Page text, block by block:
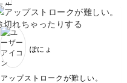
とうございます😊 草花
のお写真を撮られている
ゲンビリアですね！
「ありきたりになってし
てもよく分かります。
ぽにょ
アップストロークが難しい。